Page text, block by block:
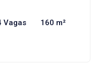
Vagas 160 m²